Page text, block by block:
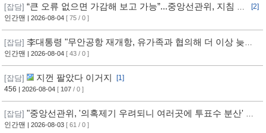
[잡담] “큰 오류 없으면 가감해 보고 가능”...중앙선관위, 지침 정
황
[2]
인간맨 | 2026-08-04 [ 75 / 0 ]
[잡담] 李대통령 "무안공항 재개항, 유가족과 협의해 더 이상 늦추
지 말아야"
인간맨 | 2026-08-04 [ 43 / 0 ]
[잡담] 지껀 팔았다 이거지
[1]
456 | 2026-08-04 [ 107 / 0 ]
[잡담] "중앙선관위, '의혹제기 우려되니 여러곳에 투표수 분산' 지
침"
인간맨 | 2026-08-03 [ 61 / 0 ]